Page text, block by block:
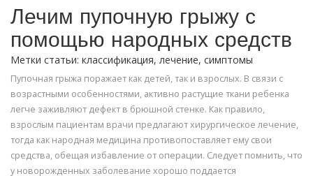
Лечим пупочную грыжу с
помощью народных средств
Метки статьи: классификация, лечение, симптомы
Пупочная грыжа поражает как детей, так и взрослых. В связи с
возрастными особенностями, активно растущие ткани ребенка
легче заживляют дефект в брюшной стенке. Как правило,
взрослым пациентам врачи предлагают хирургическое лечение,
тогда как народная медицина противопоставляет ему свои
средства, обещая избавление от операции. Следует помнить, что
у новорожденных заболевание хорошо поддается